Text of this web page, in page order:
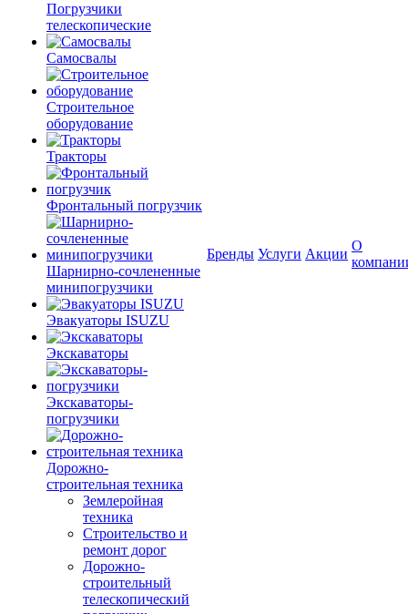
Погрузчики
телескопические
Самосвалы
Строительное
оборудование
Тракторы
Фронтальный погрузчик
Шарнирно-сочлененные
минипогрузчики
Эвакуаторы ISUZU
Экскаваторы
Экскаваторы-
погрузчики
Дорожно-
строительная техника
Землеройная
техника
Строительство и
ремонт дорог
Дорожно-
строительный
телескопический
Бренды Услуги Акции
О